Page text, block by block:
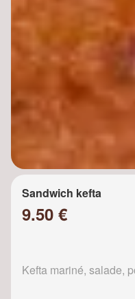
Sandwich kefta
9.50 €
Kefta mariné, salade,